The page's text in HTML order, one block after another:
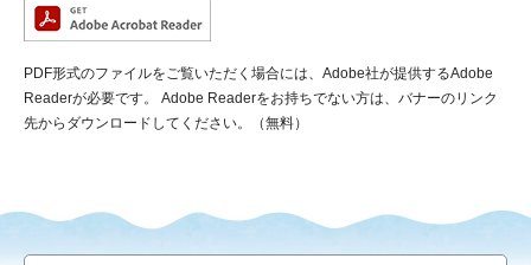
PDF形式のファイルをご覧いただく場合には、Adobe社が提供するAdobe
Readerが必要です。
Adobe Readerをお持ちでない方は、バナーのリンク
先からダウンロードしてください。（無料）